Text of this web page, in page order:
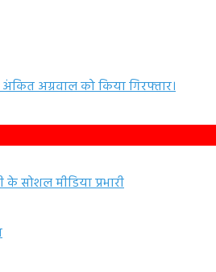
अग्रवाल को किया गिरफ्तार।
सोशल मीडिया प्रभारी